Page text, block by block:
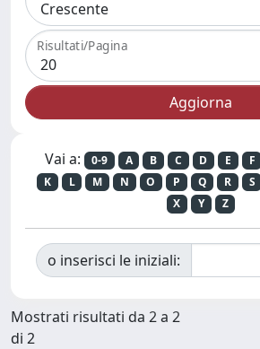
Risultati/Pagina
Vai a: 0-9 A B C D E F
K
L M N O P Q R S
X
Y Z
o inserisci le iniziali:
Mostrati risultati da 2 a 2
di 2